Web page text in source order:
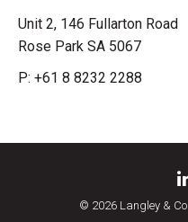
Unit 2, 146 Fullarton Road
Rose Park SA 5067
P: +61 8 8232 2288
© 2026 Langley & Co